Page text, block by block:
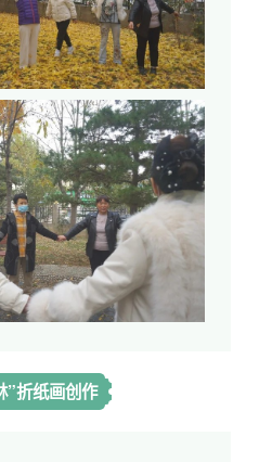
”折纸画创作